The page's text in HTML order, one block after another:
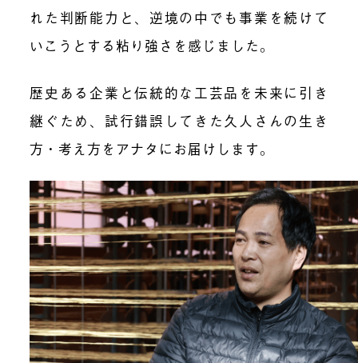
れた判断能力と、逆境の中でも事業を続けて
いこうとする粘り強さを感じました。
歴史ある企業と伝統的な工芸品を未来に引き
継ぐため、試行錯誤してきた久人さんの生き
方・考え方をアナタにお届けします。